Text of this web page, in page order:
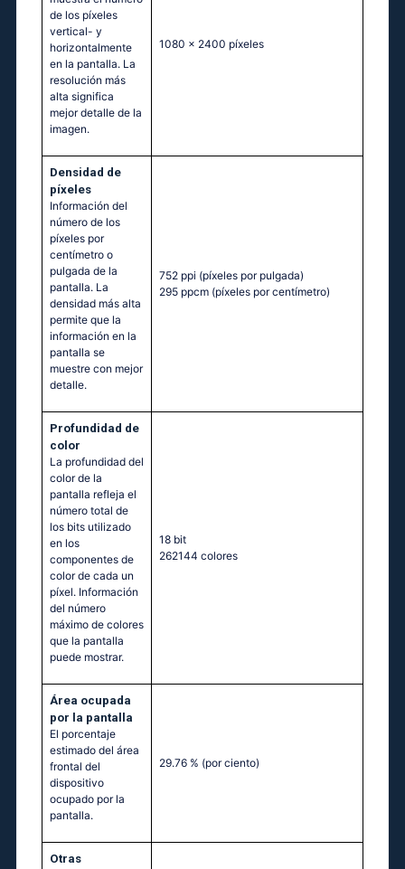
de los píxeles
vertical- y
horizontalmente
en la pantalla. La
resolución más
alta significa
mejor detalle de la
imagen.
1080 x 2400 píxeles
Densidad de
píxeles
Información del
número de los
píxeles por
centímetro o
pulgada de la
pantalla. La
densidad más alta
permite que la
información en la
pantalla se
muestre con mejor
detalle.
752 ppi (píxeles por pulgada)
295 ppcm (píxeles por centímetro)
Profundidad de
color
La profundidad del
color de la
pantalla refleja el
número total de
los bits utilizado
en los
componentes de
color de cada un
píxel. Información
del número
máximo de colores
que la pantalla
puede mostrar.
18 bit
262144 colores
Área ocupada
por la pantalla
El porcentaje
estimado del área
frontal del
dispositivo
ocupado por la
pantalla.
29.76 % (por ciento)
Otras